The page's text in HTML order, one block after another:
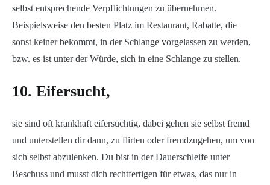
selbst entsprechende Verpflichtungen zu übernehmen.
Beispielsweise den besten Platz im Restaurant, Rabatte, die
sonst keiner bekommt, in der Schlange vorgelassen zu werden,
bzw. es ist unter der Würde, sich in eine Schlange zu stellen.
10. Eifersucht,
sie sind oft krankhaft eifersüchtig, dabei gehen sie selbst fremd
und unterstellen dir dann, zu flirten oder fremdzugehen, um von
sich selbst abzulenken. Du bist in der Dauerschleife unter
Beschuss und musst dich rechtfertigen für etwas, das nur in